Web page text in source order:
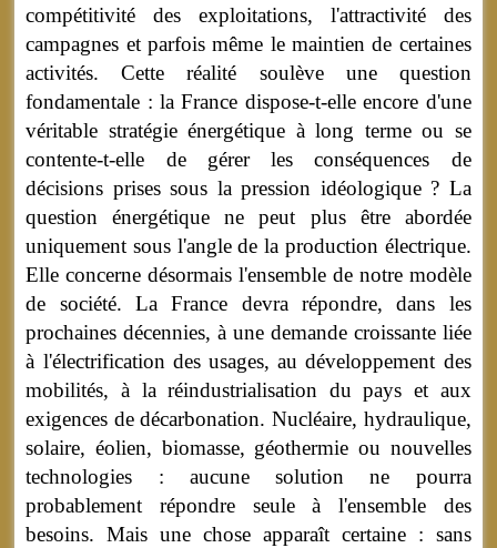
compétitivité des exploitations, l'attractivité des
campagnes et parfois même le maintien de certaines
activités.Cette réalité soulève une question
fondamentale : la France dispose-t-elle encore d'une
véritable stratégie énergétique à long terme ou se
contente-t-elle de gérer les conséquences de
décisions prises sous la pression idéologique ? La
question énergétique ne peut plus être abordée
uniquement sous l'angle de la production électrique.
Elle concerne désormais l'ensemble de notre modèle
de société. La France devra répondre, dans les
prochaines décennies, à une demande croissante liée
à l'électrification des usages, au développement des
mobilités, à la réindustrialisation du pays et aux
exigences de décarbonation. Nucléaire, hydraulique,
solaire, éolien, biomasse, géothermie ou nouvelles
technologies : aucune solution ne pourra
probablement répondre seule à l'ensemble des
besoins. Mais une chose apparaît certaine : sans